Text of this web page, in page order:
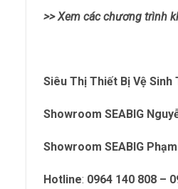
>> Xem các chương trình
Siêu Thị Thiết Bị Vệ Sinh
Showroom SEABIG
Showroom SEABIG
Hotline: 0964 140 808 –